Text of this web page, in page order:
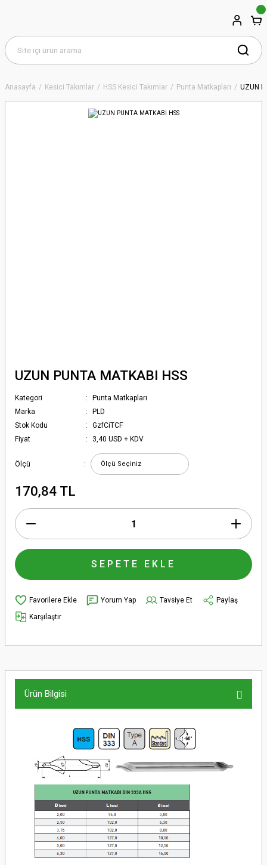
Anasayfa Kesici Takımlar HSS Kesici Takımlar Punta Matkapları UZUN
UZUN PUNTA MATKABI HSS
Kategori
Punta Matkapları
Marka
PLD
Stok Kodu
GzfCiTCF
Fiyat
3,40 USD + KDV
Ölçü
170,84 TL
SEPETE EKLE
Yorum Yap Tavsiye Et
Paylaş
Karşılaştır
Ürün Bilgisi